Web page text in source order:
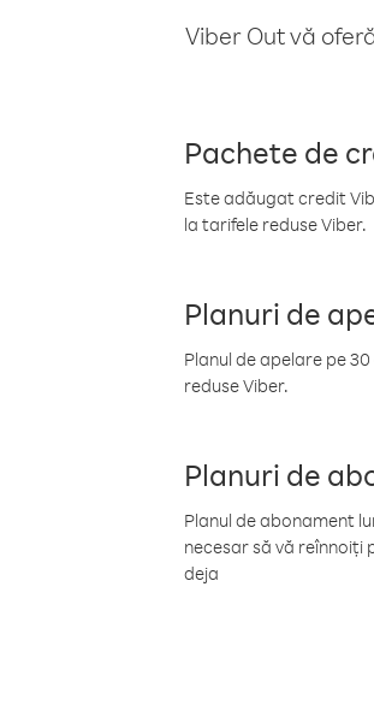
Viber Out vă
Pachete de
Este adăugat credit
la tarifele reduse Viber.
Planuri de
Planul de apelare pe
reduse Viber.
Planuri de
Planul de abonament
necesar să vă reînnoiți
deja